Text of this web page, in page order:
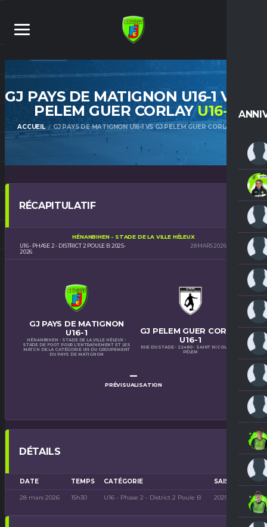
GJ PAYS DE MATIGNON U16-1 VS GJ
PELEM GUER CORLAYU16-1
ACCUEIL GJ PAYS DE MATIGNON U16-1 VS GJ PELEM GUER CORLAY U16-1
RÉCAPITULATIF
U16 - PHASE 2 - DISTRICT 2 POULE B 2025-
2026
HÉNANBIHEN - STADE DE LA VILLE HÉLEUX
28 MARS 2026
GJ PAYS DE MATIGNON
U16-1
HÉNANBIHEN - STADE DE LA VILLE HÉLEUX -
STADE DE FOOT POUR L'ENTRAÎNEMENT ET LES
MATCH DE LA CATÉGORIE U15 DU GROUPEMENT
DU PAYS DE MATIGNON
GJ PELEM GUER CORLAY
U16-1
RUE DU STADE - 22480 - SAINT NICOLAS DU
PÉLEM
–
PRÉVISUALISATION
DÉTAILS
DATE TEMPS CATÉGORIE SAISON
28 mars 2026 15h30 U16 - Phase 2 - District 2 Poule B 2025-2026